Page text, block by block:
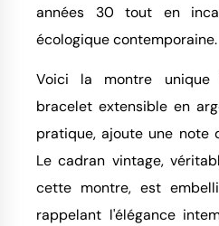
années 30 tout en
écologique contemporaine.
Voici la montre unique
bracelet extensible en
pratique, ajoute une note
Le cadran vintage,
cette montre, est
rappelant l'élégance